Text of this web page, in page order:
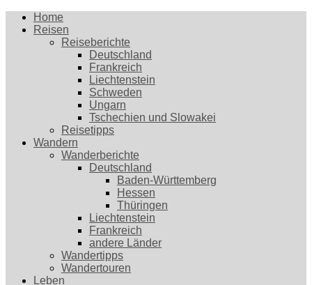
Home
Reisen
Reiseberichte
Deutschland
Frankreich
Liechtenstein
Schweden
Ungarn
Tschechien und Slowakei
Reisetipps
Wandern
Wanderberichte
Deutschland
Baden-Württemberg
Hessen
Thüringen
Liechtenstein
Frankreich
andere Länder
Wandertipps
Wandertouren
Leben